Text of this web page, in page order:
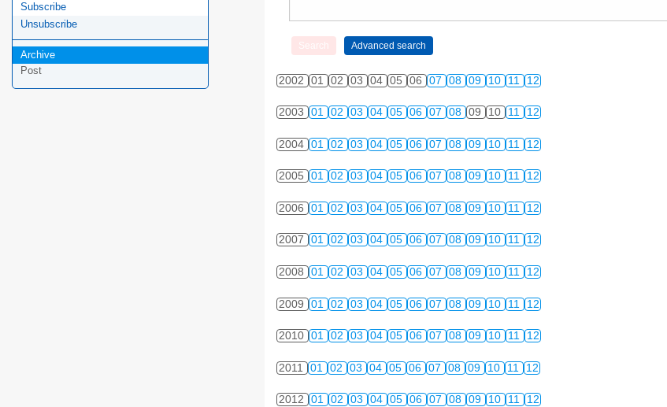
Subscribe
Unsubscribe
Archive
Post
2002 01 02 03 04 05 06 07 08 09 10 11 12
2003 01 02 03 04 05 06 07 08 09 10 11 12
2004 01 02 03 04 05 06 07 08 09 10 11 12
2005 01 02 03 04 05 06 07 08 09 10 11 12
2006 01 02 03 04 05 06 07 08 09 10 11 12
2007 01 02 03 04 05 06 07 08 09 10 11 12
2008 01 02 03 04 05 06 07 08 09 10 11 12
2009 01 02 03 04 05 06 07 08 09 10 11 12
2010 01 02 03 04 05 06 07 08 09 10 11 12
2011 01 02 03 04 05 06 07 08 09 10 11 12
2012 01 02 03 04 05 06 07 08 09 10 11 12